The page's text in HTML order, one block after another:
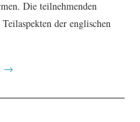
Die teilnehmenden
der englischen
→